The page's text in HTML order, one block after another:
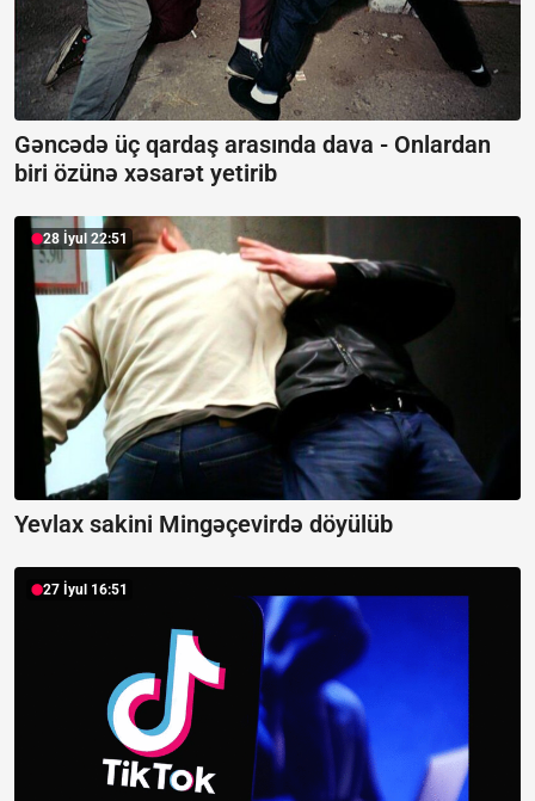
Gəncədə üç qardaş arasında dava - Onlardan
biri özünə xəsarət yetirib
28 İyul 22:51
Yevlax sakini Mingəçevirdə döyülüb
27 İyul 16:51